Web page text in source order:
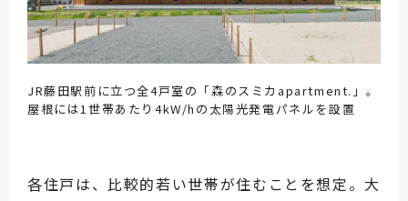
JR藤田駅前に立つ全4戸室の「森のスミカapartment.」。
屋根には1世帯あたり4kW/hの太陽光発電パネルを設置
各住戸は、比較的若い世帯が住むことを想定。大